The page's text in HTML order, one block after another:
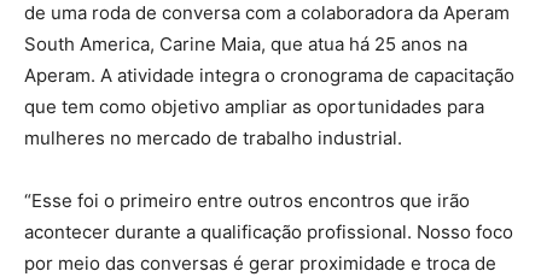
de uma roda de conversa com a colaboradora da Aperam
South America, Carine Maia, que atua há 25 anos na
Aperam. A atividade integra o cronograma de capacitação
que tem como objetivo ampliar as oportunidades para
mulheres no mercado de trabalho industrial.
“Esse foi o primeiro entre outros encontros que irão
acontecer durante a qualificação profissional. Nosso foco
por meio das conversas é gerar proximidade e troca de